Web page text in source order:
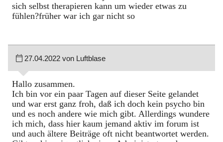
sich selbst therapieren kann um wieder etwas zu
fühlen?früher war ich gar nicht so
27.04.2022 von Luftblase
Hallo zusammen.
Ich bin vor ein paar Tagen auf dieser Seite gelandet
und war erst ganz froh, daß ich doch kein psycho bin
und es noch andere wie mich gibt. Allerdings wundere
ich mich, dass hier kaum jemand aktiv im forum ist
und auch ältere Beiträge oft nicht beantwortet werden.